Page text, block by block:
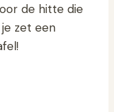
de hitte die
zet een